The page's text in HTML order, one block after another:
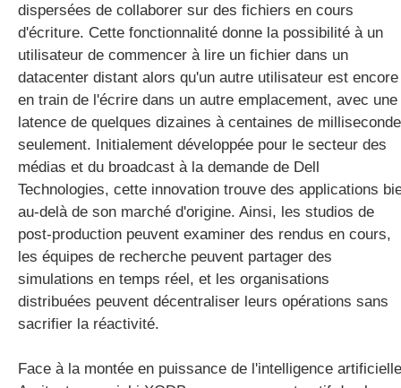
dispersées de collaborer sur des fichiers en cours
d'écriture. Cette fonctionnalité donne la possibilité à un
utilisateur de commencer à lire un fichier dans un
datacenter distant alors qu'un autre utilisateur est encore
en train de l'écrire dans un autre emplacement, avec une
latence de quelques dizaines à centaines de
seulement. Initialement développée pour le secteur des
médias et du broadcast à la demande de Dell
Technologies, cette innovation trouve des applications
au-delà de son marché d'origine. Ainsi, les studios de
post-production peuvent examiner des rendus en cours,
les équipes de recherche peuvent partager des
simulations en temps réel, et les organisations
distribuées peuvent décentraliser leurs opérations sans
sacrifier la réactivité.
Face à la montée en puissance de l'intelligence